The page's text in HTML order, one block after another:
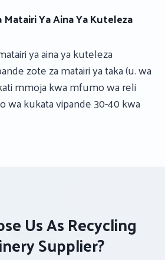
Ya Aina Ya Kuteleza
ya aina ya kuteleza
zote za matairi ya taka (u. wa
mmoja kwa mfumo wa reli
wa kukata vipande 30-40 kwa
Us As Recycling
Supplier?